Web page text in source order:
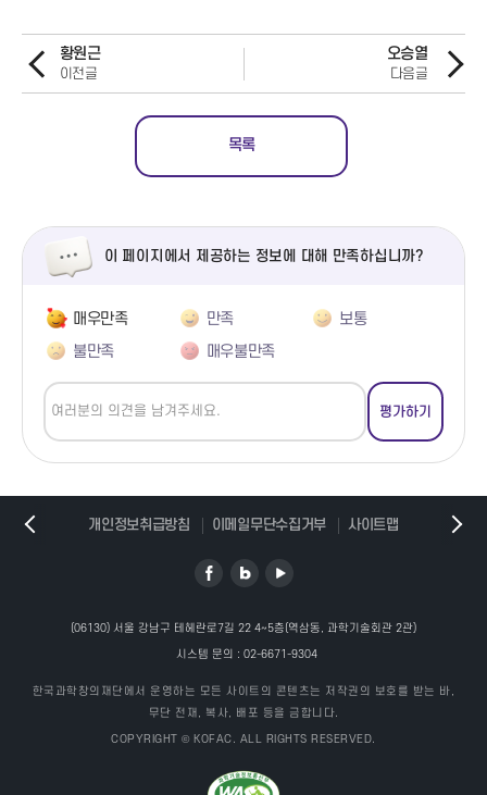
황원근
이전글
오승열
다음글
목록
이 페이지에서 제공하는 정보에 대해 만족하십니까?
매우만족 만족
보통
불만족
매우불만족
개인정보취급방침 이메일무단수집거부 사이트맵
(06130) 서울 강남구 테헤란로7길 22 4~5층(역삼동, 과학기술회관 2관)
시스템 문의 : 02-6671-9304
한국과학창의재단에서 운영하는 모든 사이트의 콘텐츠는 저작권의 보호를 받는 바,
무단 전재, 복사, 배포 등을 금합니다.
COPYRIGHT © KOFAC. ALL RIGHTS RESERVED.